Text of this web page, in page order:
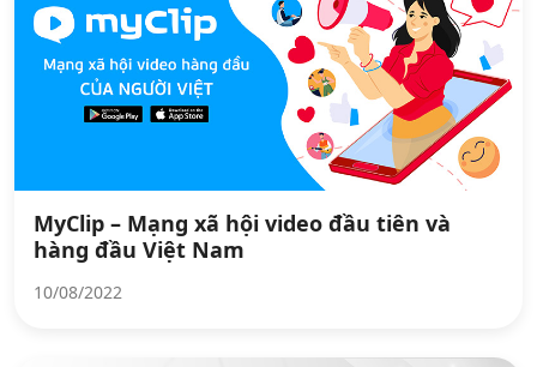
MyClip – Mạng xã hội video đầu tiên và
hàng đầu Việt Nam
10/08/2022